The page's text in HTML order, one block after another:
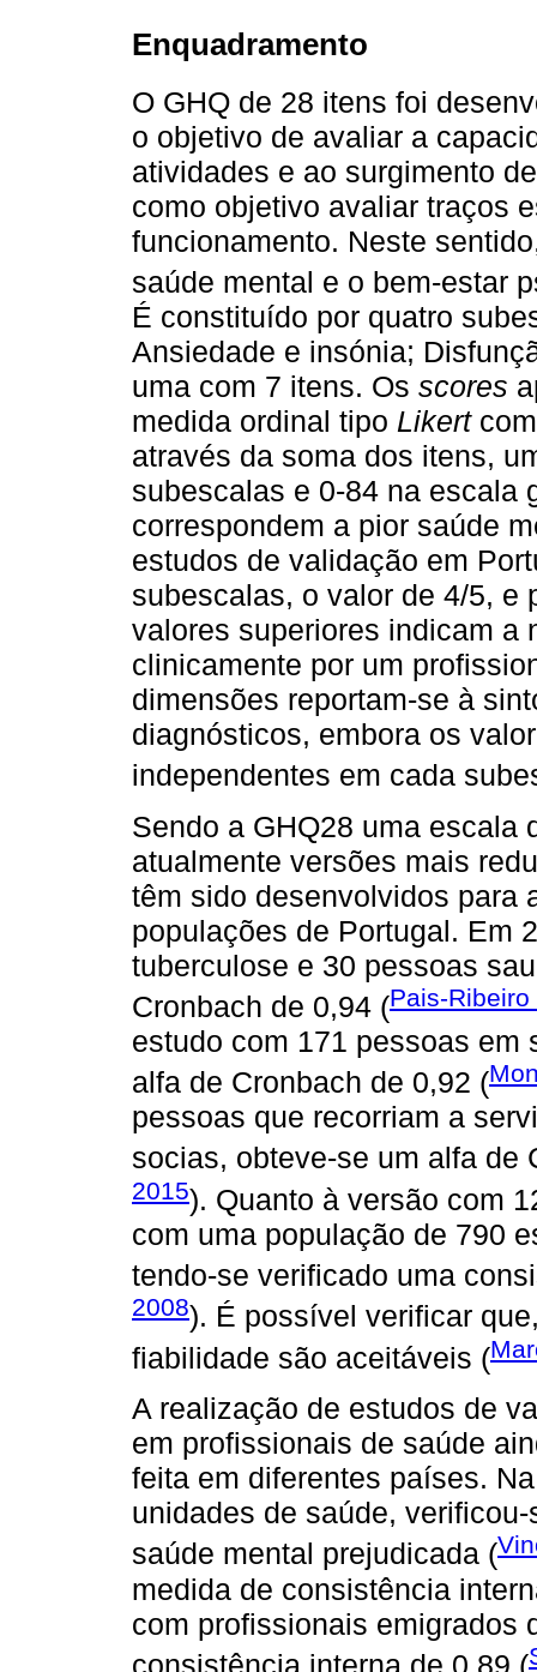
Enquadramento
O GHQ de 28 itens foi
o objetivo de avaliar a
atividades e ao surgimento
como objetivo avaliar traços
funcionamento. Neste
saúde mental e o bem-estar
É constituído por quatro
Ansiedade e insónia;
uma com 7 itens. Os scores
medida ordinal tipo Likertcom
através da soma dos itens,
subescalas e 0-84 na escala
correspondem a pior saúde
estudos de validação em
subescalas, o valor de 4/5, e
valores superiores indicam a
clinicamente por um
dimensões reportam-se à
diagnósticos, embora os
independentes em cada
Sendo a GHQ28 uma escala
atualmente versões mais
têm sido desenvolvidos para
populações de Portugal. Em
tuberculose e 30 pessoas
Cronbach de 0,94 (Pais-
estudo com 171 pessoas em
alfa de Cronbach de 0,92 (
pessoas que recorriam a
socias, obteve-se um alfa de
2015). Quanto à versão com
com uma população de 790
tendo-se verificado uma
2008). É possível verificar
fiabilidade são aceitáveis (
A realização de estudos de
em profissionais de saúde
feita em diferentes países.
unidades de saúde,
saúde mental prejudicada (
medida de consistência
com profissionais emigrados
consistência interna de 0,89 (